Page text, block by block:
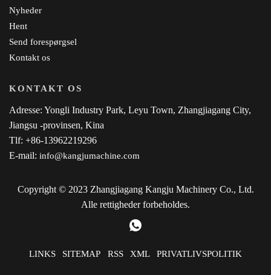
Nyheder
Hent
Send forespørgsel
Kontakt os
KONTAKT OS
Adresse: Yongli Industry Park, Leyu Town, Zhangjiagang City,
Jiangsu -provinsen, Kina
Tlf: +86-13962219296
E-mail: info@kangjumachine.com
Copyright © 2023 Zhangjiagang Kangju Machinery Co., Ltd.
Alle rettigheder forbeholdes.
LINKS SITEMAP RSS XML PRIVATLIVSPOLITIK